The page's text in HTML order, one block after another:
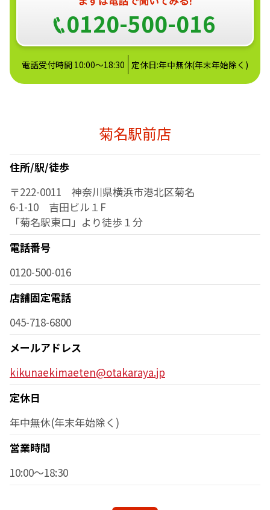
0120-500-016
電話受付時間 10:00～18:30 定休日:年中無休(年末年始除く)
菊名駅前店
住所/駅/徒歩
〒222-0011 神奈川県横浜市港北区菊名
6-1-10 吉田ビル１F
「菊名駅東口」より徒歩１分
電話番号
0120-500-016
店舗固定電話
045-718-6800
メールアドレス
kikunaekimaeten@otakaraya.jp
定休日
年中無休(年末年始除く)
営業時間
10:00～18:30